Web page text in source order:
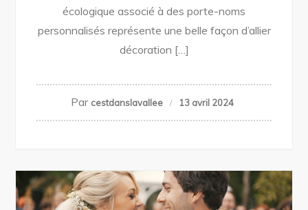
écologique associé à des porte-noms
personnalisés représente une belle façon d’allier
décoration […]
Par cestdanslavallee 13 avril 2024